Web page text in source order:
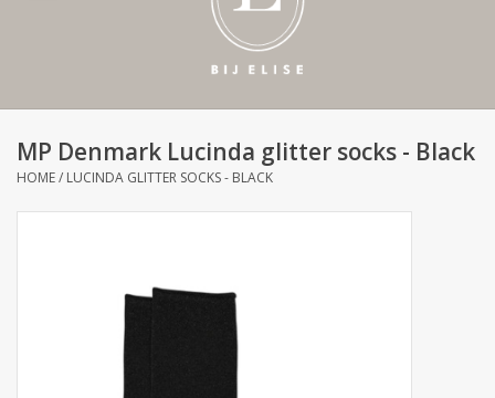
SALE
Merken
MP Denmark Lucinda glitter socks - Black
HOME/ LUCINDA GLITTER SOCKS - BLACK